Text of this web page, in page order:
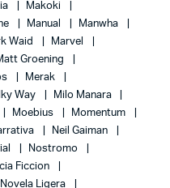
Makoki
Manual
Manwha
Waid
Marvel
Groening
Merak
Way
Milo Manara
Moebius
Momentum
Neil Gaiman
Nostromo
Ficcion
Novela Ligera